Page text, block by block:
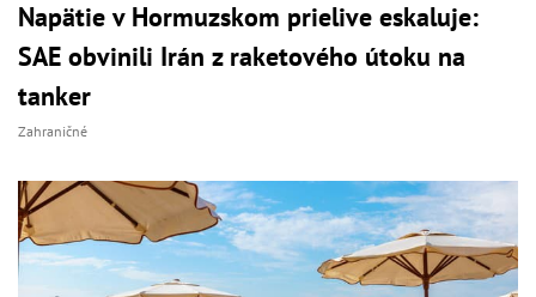
Napätie v Hormuzskom prielive eskaluje:
SAE obvinili Irán z raketového útoku na
tanker
Zahraničné